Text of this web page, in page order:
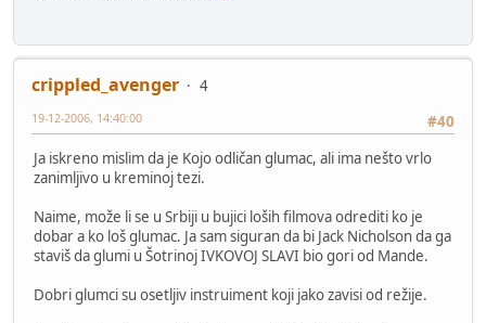
crippled_avenger
4
#40
19-12-2006, 14:40:00
Ja iskreno mislim da je Kojo odličan glumac, ali ima nešto vrlo
zanimljivo u kreminoj tezi.
Naime, može li se u Srbiji u bujici loših filmova odrediti ko je
dobar a ko loš glumac. Ja sam siguran da bi Jack Nicholson da ga
staviš da glumi u Šotrinoj IVKOVOJ SLAVI bio gori od Mande.
Dobri glumci su osetljiv instruiment koji jako zavisi od režije.